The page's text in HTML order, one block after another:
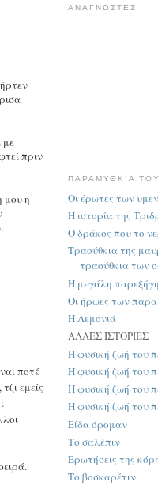
με
πριν
μου η
ποτέ
εμείς
ΑΝΑΓΝΏΣΤΕΣ
ΠΑΡΑΜΥΘΚΙΑ
Οι έρωτες των
Η ιστορία της
Ο δράκος που το
Τραούθκια της
τραούθκια των
Η μεγάλη
Οι ήρωες των
Η Λεμονιά
ΑΛΛΕΣ ΙΣΤΟΡΙΕΣ
Η φυσική ζωή του
Η φυσική ζωή του
Η φυσική ζωή του
Η φυσική ζωή του
Είδα όρομαν
Το σαλέπιν
Ερωτήσεις της
Το βοσκαρέτιν